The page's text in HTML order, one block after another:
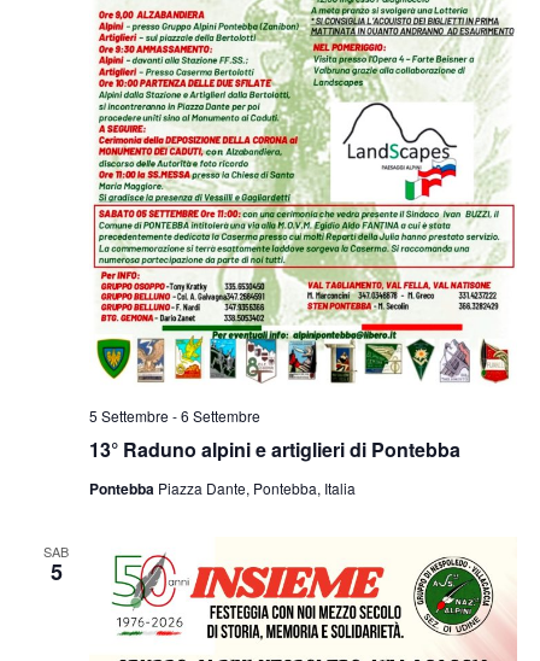
13° Raduno alpini e artiglieri di Pontebba
5 Settembre -6 Settembre
Pontebba Piazza Dante, Pontebba, Italia
SAB
5